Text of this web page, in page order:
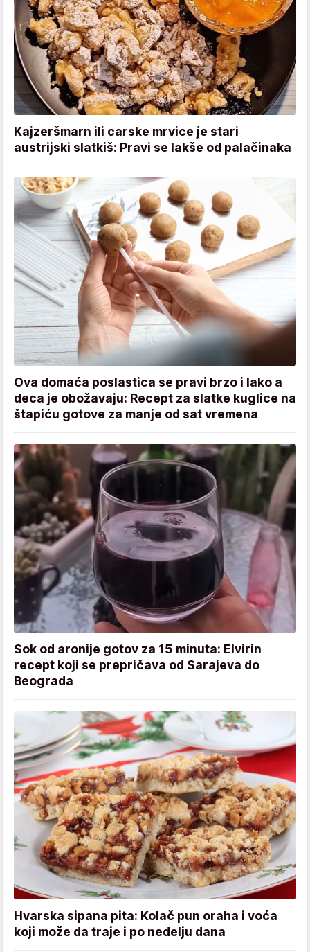
Kajzeršmarn ili carske mrvice je stari
austrijski slatkiš: Pravi se lakše od palačinaka
Ova domaća poslastica se pravi brzo i lako a
deca je obožavaju: Recept za slatke kuglice na
štapiću gotove za manje od sat vremena
Sok od aronije gotov za 15 minuta: Elvirin
recept koji se prepričava od Sarajeva do
Beograda
Hvarska sipana pita: Kolač pun oraha i voća
koji može da traje i po nedelju dana